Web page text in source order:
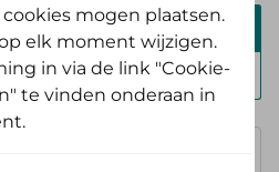
Polis
Polis
mogen plaatsen.
elk moment wijzigen.
in via de link "Cookie-
te vinden onderaan in